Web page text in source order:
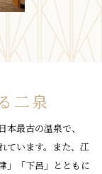
二泉
最古の温泉で、
ています。また、江
」「下呂」とともに